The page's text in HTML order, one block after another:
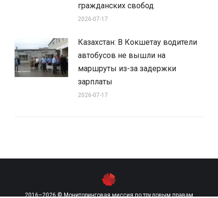
гражданских свобод
2026-07-17
Казахстан: В Кокшетау водители
автобусов не вышли на
маршруты из-за задержки
зарплаты
2026-07-17
2016–2026 © Мониторинговая миссия по трудовым правам